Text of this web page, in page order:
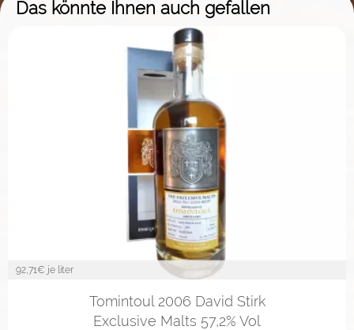
Das könnte Ihnen auch gefallen
92,71€ je liter
Tomintoul 2006 David Stirk
Exclusive Malts 57,2% Vol